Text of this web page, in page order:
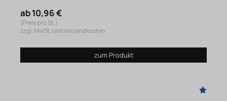
ab 10,96 €
(Preis pro St.)
zzgl. MwSt. und Versandkosten
zum Produkt